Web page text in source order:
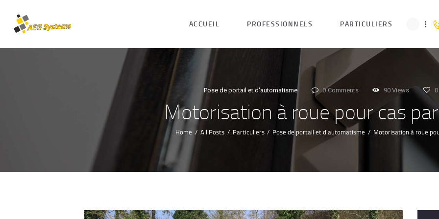
ACCUEIL PROFESSIONNELS PARTICULIERS
Pose de portail et d'automatisme 0 Comments 90 Views 0
Motorisation à roue pour cas
Home All Posts Particuliers Pose de portail et d'automatisme Motorisation à roue
PROFESSIONN
PARTICULIERS
TOUTES NOS
PRESTATIONS